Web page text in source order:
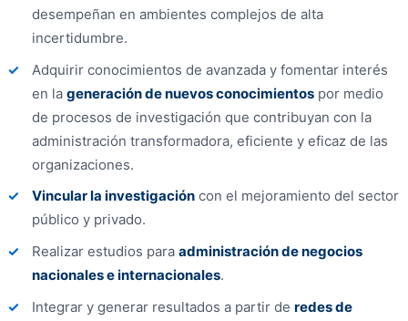
desempeñan en ambientes complejos de alta
incertidumbre.
Adquirir conocimientos de avanzada y fomentar interés
en lageneración de nuevos conocimientos por medio
de procesos de investigación que contribuyan con la
administración transformadora, eficiente y eficaz de las
organizaciones.
Vincular la investigación con el mejoramiento del sector
público y privado.
Realizar estudios paraadministración de negocios
nacionales e internacionales.
Integrar y generar resultados a partir deredes de